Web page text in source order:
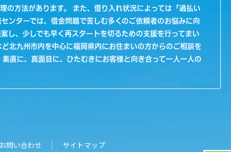
の方法があります。 また、借り入れ状況によっては「過払い
ンターでは、借金問題で苦しむ多くのご依頼者のお悩みに向
し、少しでも早く再スタートを切るための支援を行ってまい
北九州市内を中心に福岡県内にお住まいの方からのご相談を
直に、真面目に、ひたむきにお客様と向き合って一人一人の
お問い合わせ サイトマップ